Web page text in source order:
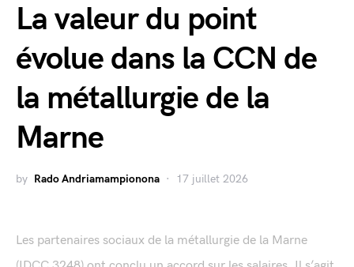
La valeur du point
évolue dans la CCN de
la métallurgie de la
Marne
by Rado Andriamampionona 17 juillet 2026
Les partenaires sociaux de la métallurgie de la Marne